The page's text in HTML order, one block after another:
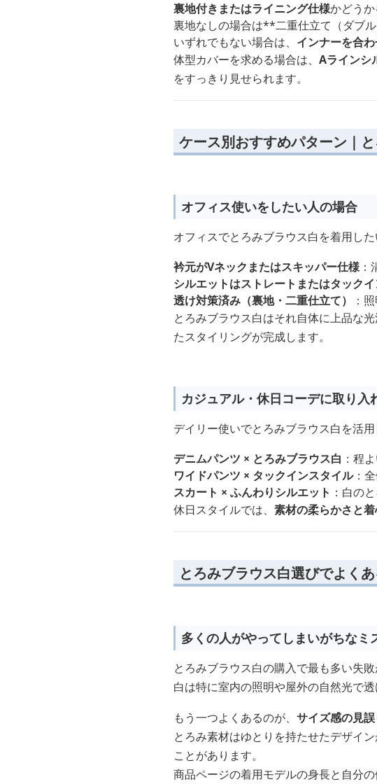
裏地付きまたはライニング仕様かどう
裏地なしの場合は**二重仕立て（ダブ
いずれでもない場合は、 インナーを合
体型カバーを求める場合は、 Aラインシ
をすっきり見せられます。
ケース別おすすめパターン｜
オフィス使いをしたい人の場合
オフィスでとろみブラウス白を着用し
衿元がVネックまたはスキッパー仕様：
シルエットはストレートまたはタック
透け対策済み（裏地・二重仕立て）
：
とろみブラウス白はそれ自体に上品な
たスタイリングが完成します。
カジュアル・休日コーデに取り入
デイリー使いでとろみブラウス白を活
デニムパンツ × とろみブラウス白 ：程
ワイドパンツ × タックインスタイル：
スカート × ふんわりシルエット ：白の
休日スタイルでは、 素材の柔らかさと
とろみブラウス白選びでよく
多くの人がやってしまいがちなミ
とろみブラウス白の購入で最も多い失
白は特に室内の照明や屋外の自然光で透
もう一つよくあるのが、 サイズ感の見誤
とろみ素材はゆとりを持たせたデザイ
ことがあります。
商品ページの着用モデルの身長と自分